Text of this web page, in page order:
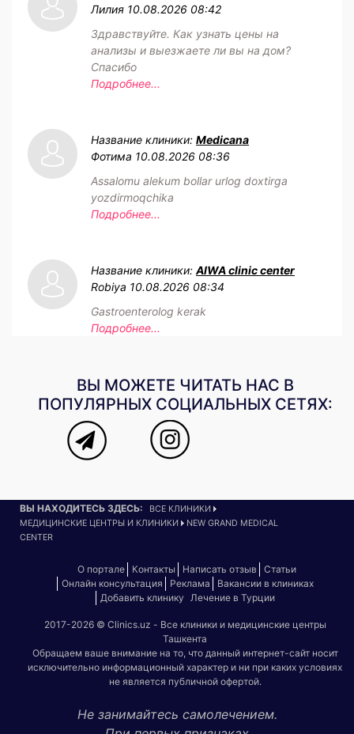
Лилия 10.08.2026 08:42
Здравствуйте. Как узнать цены на
анализы и выезжаете ли вы на дом?
Спасибо
Подробнее...
Название клиники: Medicana
Фотима 10.08.2026 08:36
Assalomu alekum bollar urlog doxtirga
yozdirmoqchika
Подробнее...
Название клиники: AIWA clinic center
Robiya 10.08.2026 08:34
Gastroenterolog kerak
Подробнее...
ВЫ МОЖЕТЕ ЧИТАТЬ НАС В
ПОПУЛЯРНЫХ СОЦИАЛЬНЫХ СЕТЯХ:
ВЫ НАХОДИТЕСЬ ЗДЕСЬ:
ВСЕ КЛИНИКИ
МЕДИЦИНСКИЕ ЦЕНТРЫ И КЛИНИКИ
NEW GRAND MEDICAL
CENTER
О портале Контакты Написать отзыв
Статьи
Онлайн консультация
Реклама
Вакансии в клиниках
Добавить клинику
Лечение в Турции
2017-2026 © Clinics.uz - Все клиники и медицинские центры
Ташкента
Обращаем ваше внимание на то, что данный интернет-сайт носит
исключительно информационный характер и ни при каких условиях
не является публичной офертой.
Не занимайтесь самолечением.